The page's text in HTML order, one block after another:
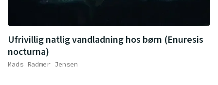
Ufrivillig natlig vandladning hos børn (Enuresis
nocturna)
Mads Radmer Jensen